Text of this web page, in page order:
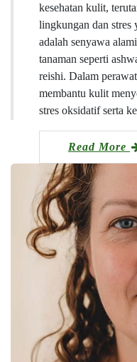
kesehatan kulit,
lingkungan dan stres
adalah senyawa
tanaman seperti
reishi. Dalam
membantu kulit
stres oksidatif serta
Read More